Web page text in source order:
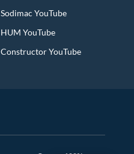
Sodimac YouTube
HUM YouTube
Constructor YouTube